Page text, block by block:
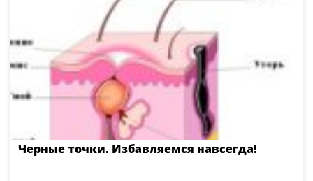
Черные точки. Избавляемся навсегда!